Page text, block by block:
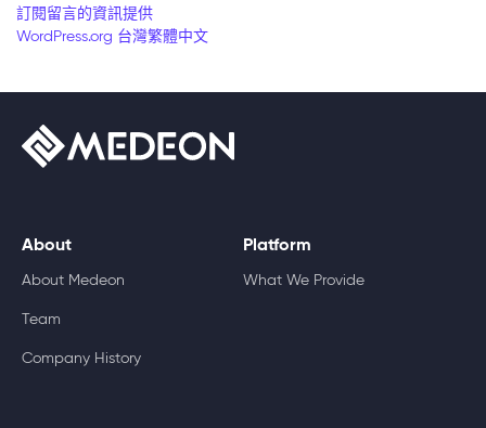
訂閱留言的資訊提供
WordPress.org 台灣繁體中文
About
About Medeon
Team
Company History
Platform
What We Provide